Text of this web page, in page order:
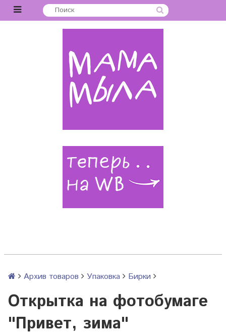
Архив товаров Упаковка Бирки
Открытка на фотобумаге
"Привет, зима"